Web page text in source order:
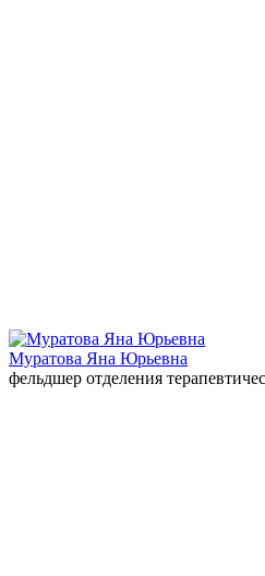
Муратова Яна Юрьевна
фельдшер отделения